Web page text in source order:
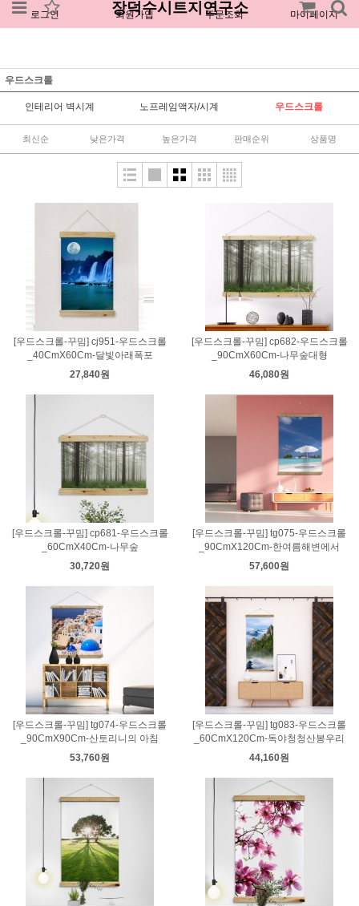
로그인 회원가입 주문조회 마이페이지
장덕수시트지연구소
우드스크롤
인테리어 벽시계 노프레임액자/시계 우드스크롤
최신순 낮은가격 높은가격 판매순위 상품명
[우드스크롤-꾸밈] cj951-우드스크롤
_40CmX60Cm-달빛아래폭포
27,840원
[우드스크롤-꾸밈] cp682-우드스크롤
_90CmX60Cm-나무숲대형
46,080원
[우드스크롤-꾸밈] cp681-우드스크롤
_60CmX40Cm-나무숲
30,720원
[우드스크롤-꾸밈] tg075-우드스크롤
_90CmX120Cm-한여름해변에서
57,600원
[우드스크롤-꾸밈] tg074-우드스크롤
_90CmX90Cm-산토리니의 아침
53,760원
[우드스크롤-꾸밈] tg083-우드스크롤
_60CmX120Cm-독야청청산봉우리
44,160원